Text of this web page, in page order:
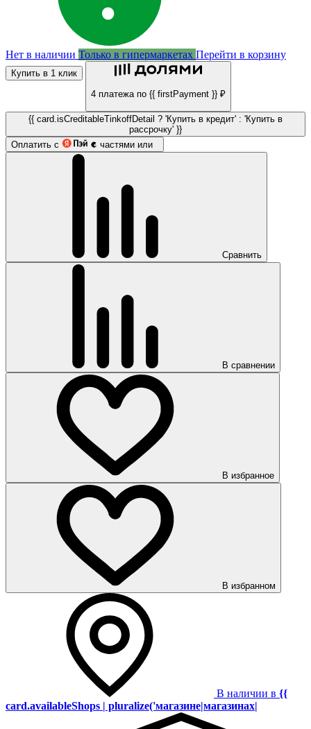
Нет в наличии Только в гипермаркетах Перейти в корзину
Купить в 1 клик
4 платежа по {{ firstPayment }} ₽
{{ card.isCreditableTinkoffDetail ? 'Купить в кредит' : 'Купить в
рассрочку' }}
Оплатить с
частями или
Сравнить
В сравнении
В избранное
В избранном
В наличии в {{
card.availableShops | pluralize('магазине|магазинах|